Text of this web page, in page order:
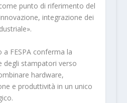
punto di riferimento del
integrazione dei
a FESPA conferma la
degli stampatori verso
hardware,
e produttività in un unico